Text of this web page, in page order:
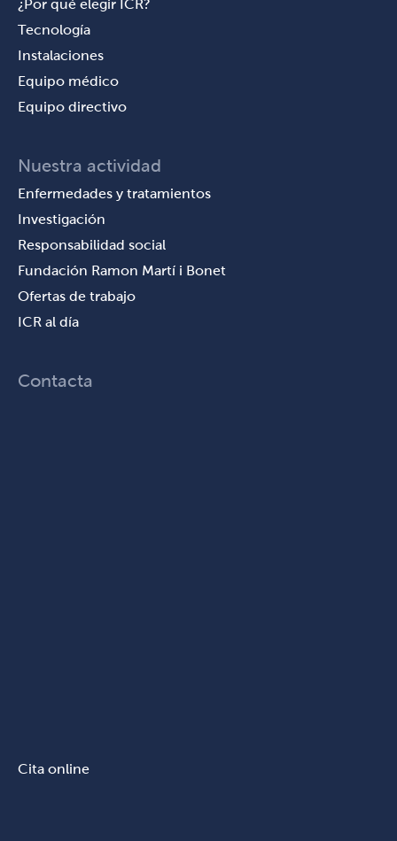
¿Por qué elegir ICR?
Tecnología
Instalaciones
Equipo médico
Equipo directivo
Nuestra actividad
Enfermedades y tratamientos
Investigación
Responsabilidad social
Fundación Ramon Martí i Bonet
Ofertas de trabajo
ICR al día
Contacta
Cita online